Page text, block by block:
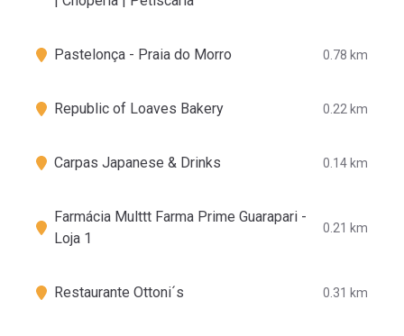
Pastelonça - Praia do Morro 0.78 km
Republic of Loaves Bakery 0.22 km
Carpas Japanese & Drinks 0.14 km
Farmácia Multtt Farma Prime Guarapari -
Loja 1
0.21 km
Restaurante Ottoni´s 0.31 km